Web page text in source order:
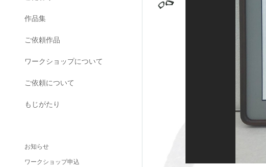
作品集
ご依頼作品
ワークショップについて
ご依頼について
もじがたり
お知らせ
ワークショップ申込